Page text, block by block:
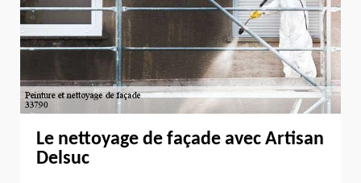
Le nettoyage de façade avec Artisan
Delsuc